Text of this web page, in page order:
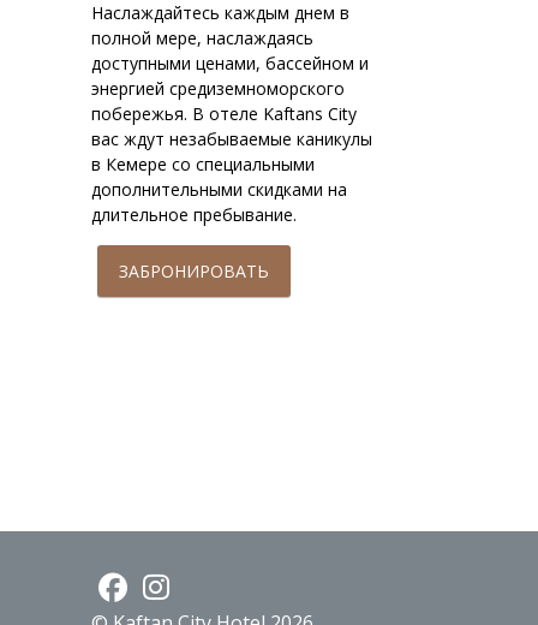
Наслаждайтесь каждым днем в
полной мере, наслаждаясь
доступными ценами, бассейном и
энергией средиземноморского
побережья. В отеле Kaftans City
вас ждут незабываемые каникулы
в Кемере со специальными
дополнительными скидками на
длительное пребывание.
ЗАБРОНИРОВАТЬ